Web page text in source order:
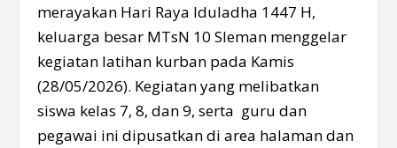
merayakan Hari Raya Iduladha 1447 H,
keluarga besar MTsN 10 Sleman menggelar
kegiatan latihan kurban pada Kamis
(28/05/2026). Kegiatan yang melibatkan
siswa kelas 7, 8, dan 9, serta guru dan
pegawai ini dipusatkan di area halaman dan